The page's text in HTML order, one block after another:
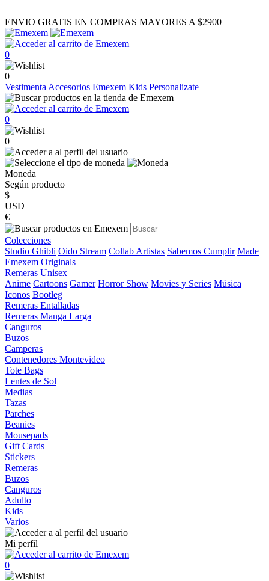
ENVIO GRATIS EN COMPRAS MAYORES A $2900
0
0
Vestimenta Accesorios Emexem Kids Personalizate
0
0
Moneda
Según producto
$
USD
€
Colecciones
Studio Ghibli Oido Stream Collab Artistas Sabemos Cumplir Made
Emexem Originals
Remeras Unisex
Anime Cartoons Gamer Horror Show Movies y Series Música
Iconos Bootleg
Remeras Entalladas
Remeras Manga Larga
Canguros
Buzos
Camperas
Contenedores Montevideo
Tote Bags
Lentes de Sol
Medias
Tazas
Parches
Beanies
Mousepads
Gift Cards
Stickers
Remeras
Buzos
Canguros
Adulto
Kids
Varios
Mi perfil
0